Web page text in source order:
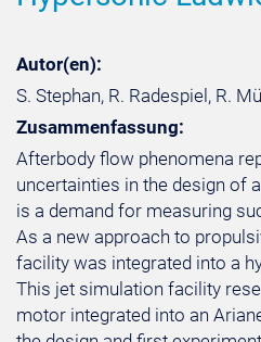
Autor(en):
S. Stephan, R. Radespiel, R.
Zusammenfassung:
Afterbody flow phenomena
uncertainties in the design of
is a demand for measuring
As a new approach to
facility was integrated into a
This jet simulation facility
motor integrated into an